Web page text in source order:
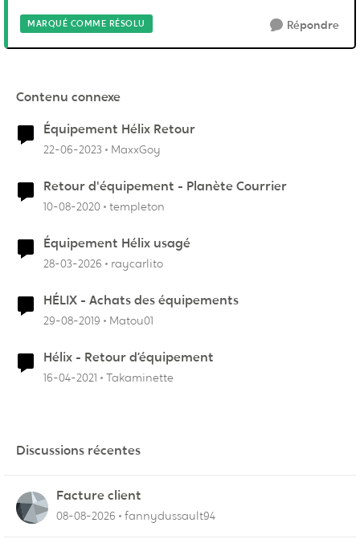
MARQUÉ COMME RÉSOLU Répondre
Contenu connexe
Équipement Hélix Retour
22-06-2023 MaxxGoy
Retour d'équipement - Planète Courrier
10-08-2020 templeton
Équipement Hélix usagé
28-03-2026 raycarlito
HÉLIX - Achats des équipements
29-08-2019 Matou01
Hélix - Retour d’équipement
16-04-2021 Takaminette
Discussions récentes
Facture client
08-08-2026 fannydussault94